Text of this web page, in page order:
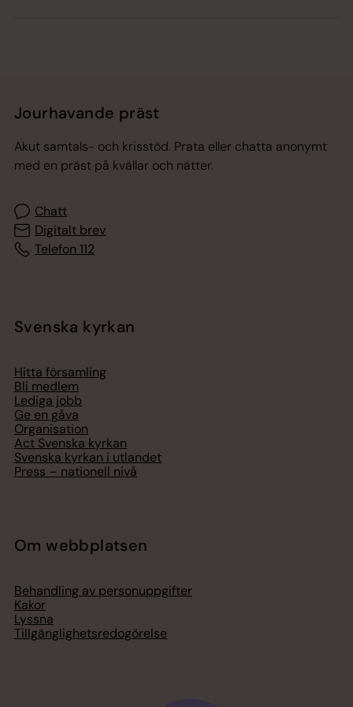
Jourhavande präst
Akut samtals- och krisstöd. Prata eller chatta anonymt
med en präst på kvällar och nätter.
Chatt
Digitalt brev
Telefon 112
Svenska kyrkan
Hitta församling
Bli medlem
Lediga jobb
Ge en gåva
Organisation
Act Svenska kyrkan
Svenska kyrkan i utlandet
Press – nationell nivå
Om webbplatsen
Behandling av personuppgifter
Kakor
Lyssna
Tillgänglighetsredogörelse